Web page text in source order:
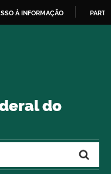
À INFORMAÇÃO
do